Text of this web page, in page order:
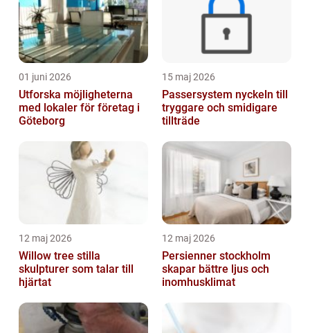
01 juni 2026
Utforska möjligheterna
med lokaler för företag i
Göteborg
15 maj 2026
Passersystem nyckeln till
tryggare och smidigare
tillträde
12 maj 2026
Willow tree stilla
skulpturer som talar till
hjärtat
12 maj 2026
Persienner stockholm
skapar bättre ljus och
inomhusklimat